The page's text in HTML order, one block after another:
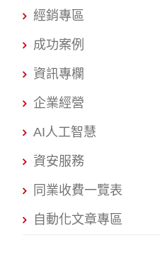
經銷專區
成功案例
資訊專欄
企業經營
AI人工智慧
資安服務
同業收費一覽表
自動化文章專區